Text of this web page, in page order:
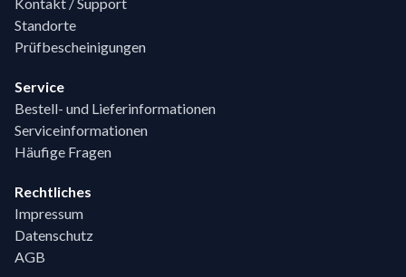
Standorte
Prüfbescheinigungen
Service
Bestell- und Lieferinformationen
Serviceinformationen
Häufige Fragen
Rechtliches
Impressum
Datenschutz
AGB